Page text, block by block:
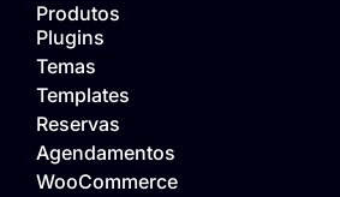
Produtos
Plugins
Temas
Templates
Reservas
Agendamentos
WooCommerce